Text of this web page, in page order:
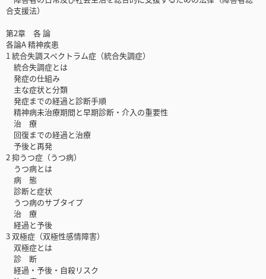
合支援法）
第2章 各 論
各論A 精神疾患
1 統合失調スペクトラム症（統合失調症）
統合失調症とは
発症の仕組み
主な症状と分類
発症までの経過と診断手順
精神病未治療期間と早期診断・介入の重要性
治 療
回復までの経過と治療
予後と再発
2 抑うつ症（うつ病）
うつ病とは
病 態
診断と症状
うつ病のサブタイプ
治 療
経過と予後
3 双極症（双極性感情障害）
双極症とは
診 断
経過・予後・自殺リスク